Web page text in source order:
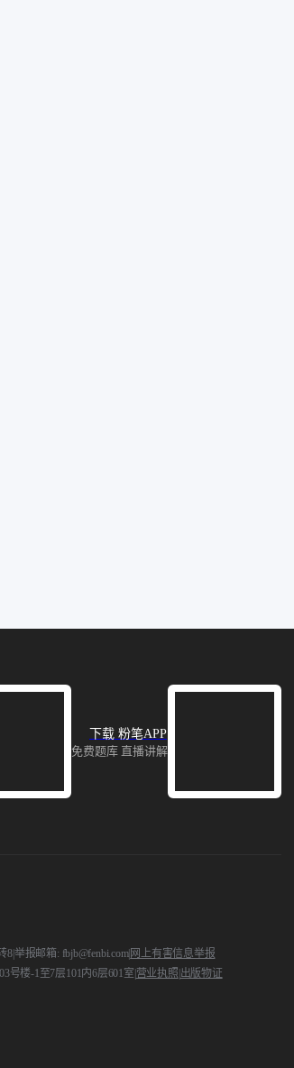
下载 粉笔APP
免费题库 直播讲解
8举报邮箱: fbjb@fenbi.com| 网上有害信息举报
号楼-1至7层101内6层601室 营业执照 出版物证